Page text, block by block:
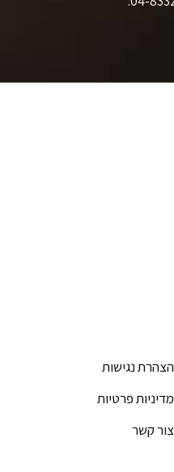
הצהרת נגישות
מדיניות פרטיות
צור קשר